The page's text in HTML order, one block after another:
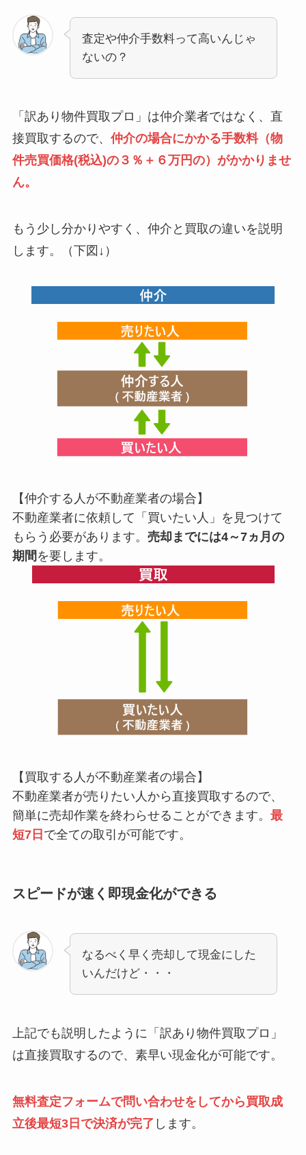
査定や仲介手数料って高いんじゃ
ないの？
「訳あり物件買取プロ」は仲介業者ではなく、直
接買取するので、 仲介の場合にかかる手数料（物
件売買価格(税込)の３％＋６万円の）がかかりませ
ん。
もう少し分かりやすく、仲介と買取の違いを説明
します。（下図↓）
【仲介する人が不動産業者の場合】
不動産業者に依頼して「買いたい人」を見つけて
もらう必要があります。 売却までには4～7ヵ月の
期間 を要します。
【買取する人が不動産業者の場合】
不動産業者が売りたい人から直接買取するので、
簡単に売却作業を終わらせることができます。 最
短7日 で全ての取引が可能です。
スピードが速く即現金化ができる
なるべく早く売却して現金にした
いんだけど・・・
上記でも説明したように「訳あり物件買取プロ」
は直接買取するので、素早い現金化が可能です。
無料査定フォームで問い合わせをしてから買取成
立後最短3日で決済が完了 します。